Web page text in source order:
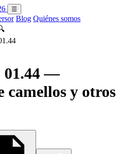
☰
Blog Quiénes somos
01.44 —
camellos y otros